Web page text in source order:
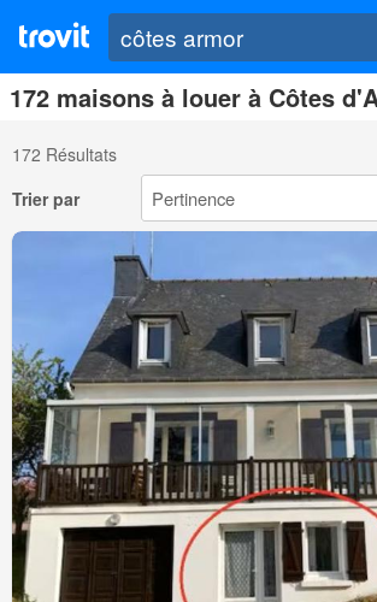
172 maisons à louer à Côtes
172 Résultats
Trier par